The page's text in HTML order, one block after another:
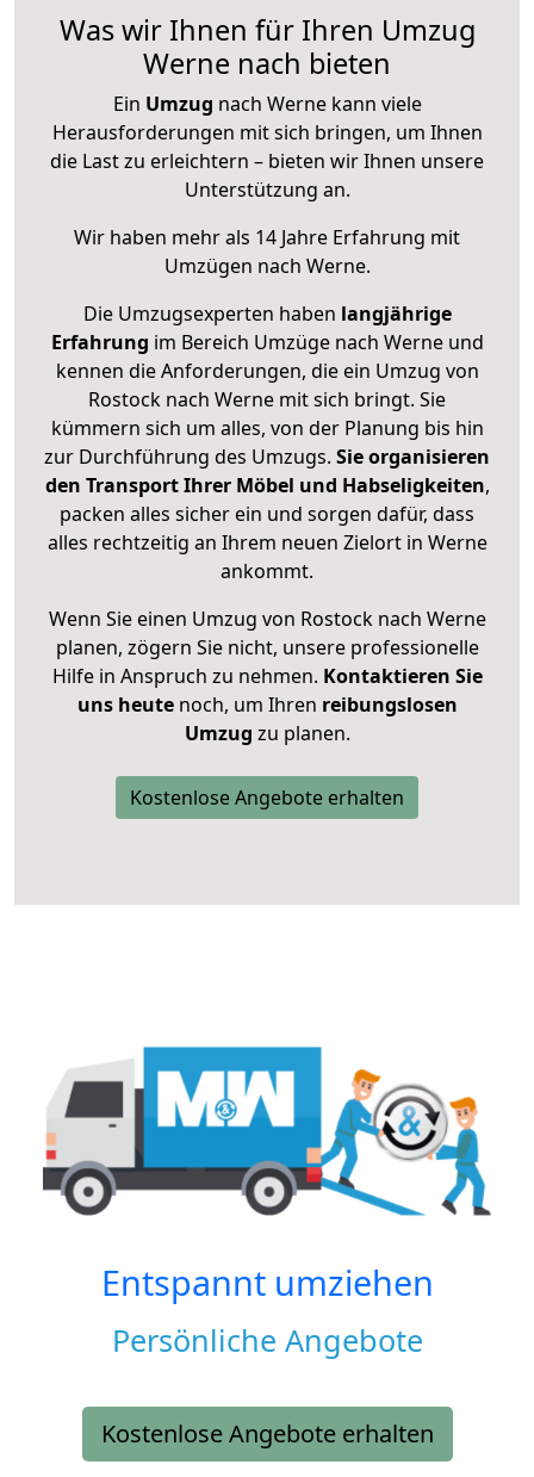
Was wir Ihnen für Ihren Umzug
Werne nach bieten
Ein Umzug nach Werne kann viele
Herausforderungen mit sich bringen, um Ihnen
die Last zu erleichtern – bieten wir Ihnen unsere
Unterstützung an.
Wir haben mehr als 14 Jahre Erfahrung mit
Umzügen nach Werne.
Die Umzugsexperten haben langjährige
Erfahrung im Bereich Umzüge nach Werne und
kennen die Anforderungen, die ein Umzug von
Rostock nach Werne mit sich bringt. Sie
kümmern sich um alles, von der Planung bis hin
zur Durchführung des Umzugs. Sie organisieren
den Transport Ihrer Möbel und Habseligkeiten,
packen alles sicher ein und sorgen dafür, dass
alles rechtzeitig an Ihrem neuen Zielort in Werne
ankommt.
Wenn Sie einen Umzug von Rostock nach Werne
planen, zögern Sie nicht, unsere professionelle
Hilfe in Anspruch zu nehmen. Kontaktieren Sie
uns heutenoch, um Ihren reibungslosen
Umzug zu planen.
Kostenlose Angebote erhalten
Entspannt umziehen
Persönliche Angebote
Kostenlose Angebote erhalten